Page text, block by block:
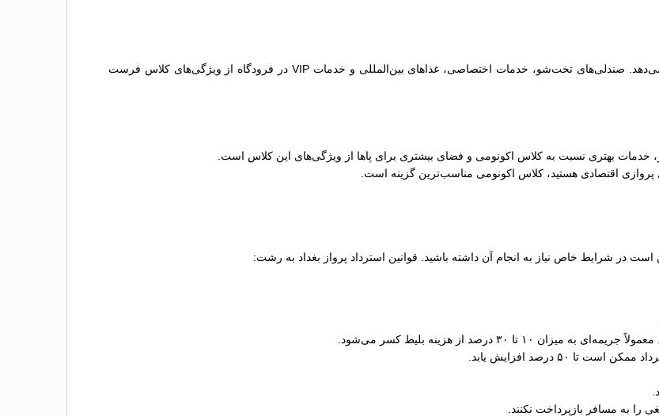
این کلاس لوکس‌ترین گزینه است که به شما بهترین تجربه سفر را می‌دهد. صندلی‌های تخت‌شو، خدمات اختصاصی، غذاهای بین‌المللی و خدمات VIP در فرودگاه از ویژگی‌های کلاس فرست
خدمات بهتری نسبت به کلاس اکونومی و فضای بیشتری برای پاها از ویژگی‌های این کلاس است.
پروازی اقتصادی هستید، کلاس اکونومی مناسب‌ترین گزینه است.
در شرایط خاص نیاز به انجام آن داشته باشید. قوانین استرداد پرواز بغداد به رشت:
به مسافر بازپرداخت نکنند.